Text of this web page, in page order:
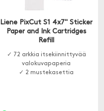
Liene PixCut S1 4x7" Sticker
Paper and Ink Cartridges
Refill
✓ 72 arkkia itsekiinnittyvää
valokuvapaperia
✓ 2 mustekasettia